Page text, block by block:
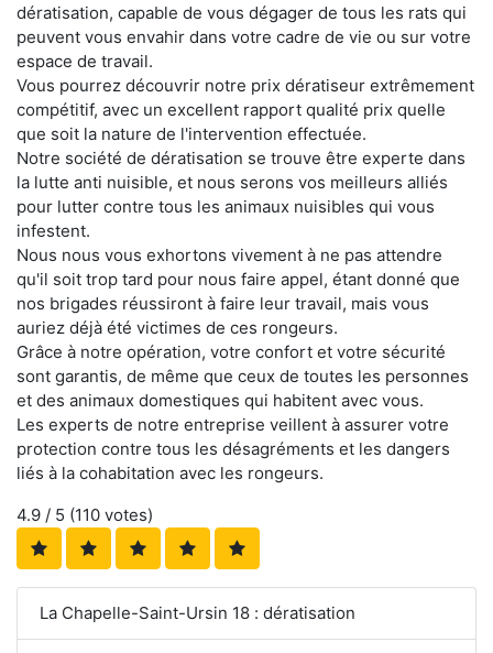
dératisation, capable de vous dégager de tous les rats qui
peuvent vous envahir dans votre cadre de vie ou sur votre
espace de travail.
Vous pourrez découvrir notre prix dératiseur extrêmement
compétitif, avec un excellent rapport qualité prix quelle
que soit la nature de l'intervention effectuée.
Notre société de dératisation se trouve être experte dans
la lutte anti nuisible, et nous serons vos meilleurs alliés
pour lutter contre tous les animaux nuisibles qui vous
infestent.
Nous nous vous exhortons vivement à ne pas attendre
qu'il soit trop tard pour nous faire appel, étant donné que
nos brigades réussiront à faire leur travail, mais vous
auriez déjà été victimes de ces rongeurs.
Grâce à notre opération, votre confort et votre sécurité
sont garantis, de même que ceux de toutes les personnes
et des animaux domestiques qui habitent avec vous.
Les experts de notre entreprise veillent à assurer votre
protection contre tous les désagréments et les dangers
liés à la cohabitation avec les rongeurs.
4.9 / 5 (110 votes)
La Chapelle-Saint-Ursin 18 : dératisation